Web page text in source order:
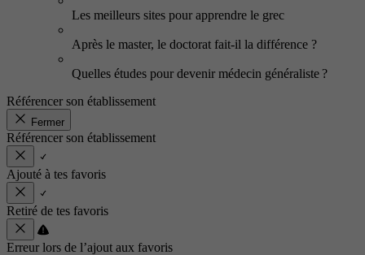
Les meilleurs sites pour apprendre le grec
Après le master, le doctorat fait-il la différence ?
Quelles études pour devenir médecin généraliste ?
Référencer son établissement
Fermer
Référencer son établissement
Ajouté à tes favoris
Retiré de tes favoris
Erreur lors de l’ajout aux favoris